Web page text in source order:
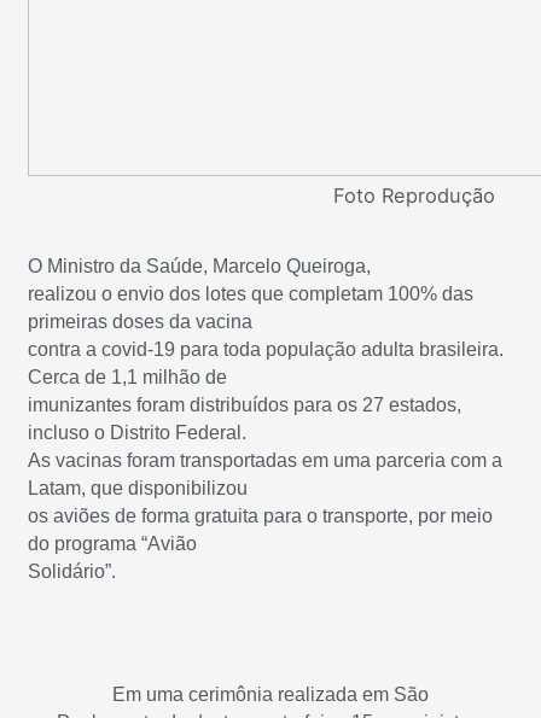
Foto Reprodução
O Ministro da Saúde, Marcelo Queiroga,
realizou o envio dos lotes que completam 100% das
primeiras doses da vacina
contra a covid-19 para toda população adulta brasileira.
Cerca de 1,1 milhão de
imunizantes foram distribuídos para os 27 estados,
incluso o Distrito Federal.
As vacinas foram transportadas em uma parceria com a
Latam, que disponibilizou
os aviões de forma gratuita para o transporte, por meio
do programa “Avião
Solidário”.
Em uma cerimônia realizada em São